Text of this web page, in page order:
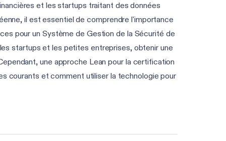
et les startups traitant des données
il est essentiel de comprendre l'importance
pour un Système de Gestion de la Sécurité de
startups et les petites entreprises, obtenir une
une approche Lean pour la certification
courants et comment utiliser la technologie pour